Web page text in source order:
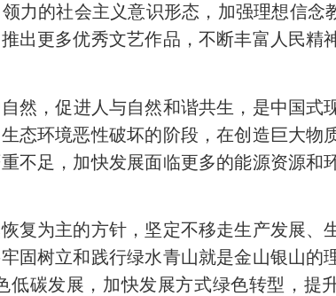
力的社会主义意识形态，加强理想信念
出更多优秀文艺作品，不断丰富人民精
然，促进人与自然和谐共生，是中国式
态环境恶性破坏的阶段，在创造巨大物
不足，加快发展面临更多的能源资源和
为主的方针，坚定不移走生产发展、
固树立和践行绿水青山就是金山银山的
碳发展，加快发展方式绿色转型，提